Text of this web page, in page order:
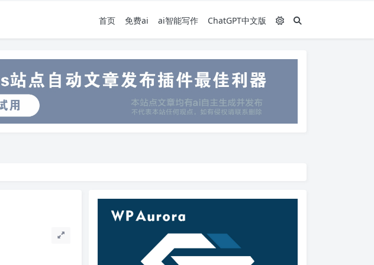
首页 免费ai ai智能写作 ChatGPT中文版